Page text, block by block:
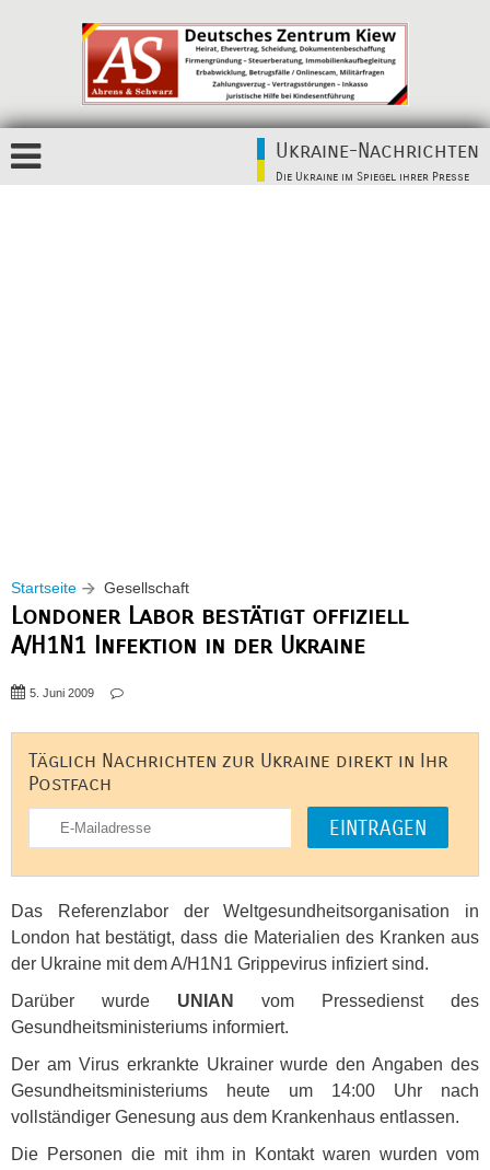
Ukraine-Nachrichten
Die Ukraine im Spiegel ihrer Presse
Startseite Gesellschaft
Londoner Labor bestätigt offiziell
A/H1N1 Infektion in der Ukraine
5. Juni 2009
Täglich Nachrichten zur Ukraine direkt in Ihr
Postfach
Das Referenzlabor der Weltgesundheitsorganisation in
London hat bestätigt, dass die Materialien des Kranken aus
der Ukraine mit dem A/H1N1 Grippevirus infiziert sind.
Darüber wurde UNIAN
vom Pressedienst des
Gesundheitsministeriums informiert.
Der am Virus erkrankte Ukrainer wurde den Angaben des
Gesundheitsministeriums heute um 14:00 Uhr nach
vollständiger Genesung aus dem Krankenhaus entlassen.
Die Personen die mit ihm in Kontakt waren wurden vom